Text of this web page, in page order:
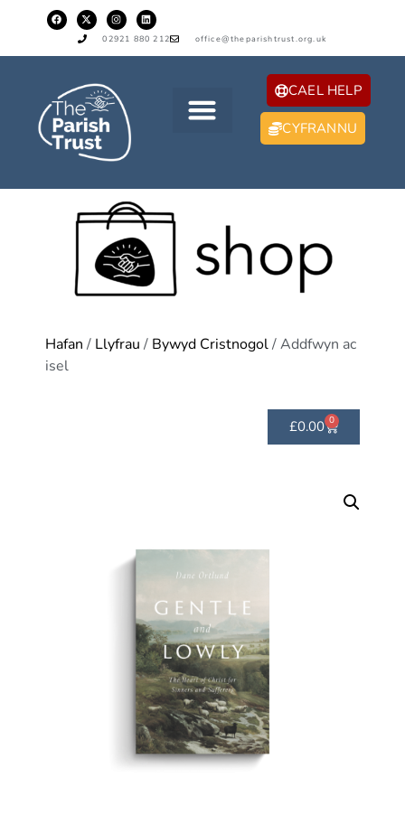
02921 880 212 office@theparishtrust.org.uk
CAEL HELP
CYFRANNU
Hafan / Llyfrau / Bywyd Cristnogol/ Addfwyn ac
isel
£0.00 0